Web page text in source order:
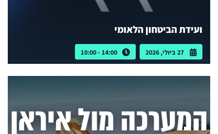
ועידת הביטחון הלאומי
27 ביולי, 2026 14:00 - 10:00